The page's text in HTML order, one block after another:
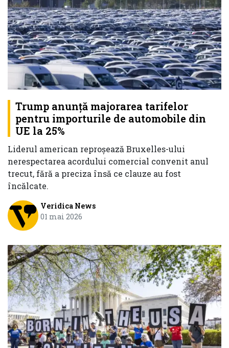
Trump anunţă majorarea tarifelor
pentru importurile de automobile din
UE la 25%
Liderul american reproşează Bruxelles-ului
nerespectarea acordului comercial convenit anul
trecut, fără a preciza însă ce clauze au fost
încălcate.
Veridica News
01 mai 2026